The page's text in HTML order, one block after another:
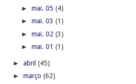
► mai. 05 (4)
► mai. 03 (1)
► mai. 02 (3)
► mai. 01 (1)
► abril (45)
► março (62)